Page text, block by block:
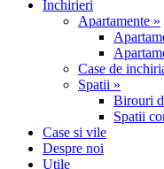
Inchirieri
Apartamente »
Case de
Spatii »
Birouri
Spatii
Case si vile
Despre noi
Utile